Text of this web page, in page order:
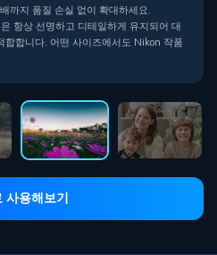
사진 각각을 분석해 선명도와 명확도
, 높은 ISO, 저조도 촬영에서 발생하는 블
이든 인물이든 모든 디테일이 또렷하고
이 완벽하게 드러납니다.
까지 품질 손실 없이 확대하세요.
항상 선명하고 디테일하게 유지되어 대
합합니다. 어떤 사이즈에서도 Nikon 작품
정하여 Nikon 카메라가 담아내는 진짜
게, 피부색은 자연스럽게, 모든 장면이 생
사실적이고 역동적으로 표현됩니다.
굴 특징 강화, 피부 결 고르기, 눈을 날
정을 살려줍니다. 소중한 순간마다 명확
사용해보기